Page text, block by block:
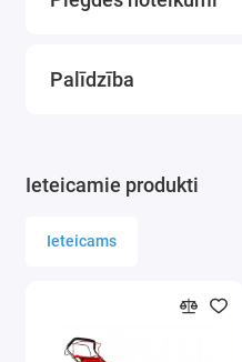
Materiāls: alumīnijs
Palīdzība
Ieteicamie produkti
Ieteicams